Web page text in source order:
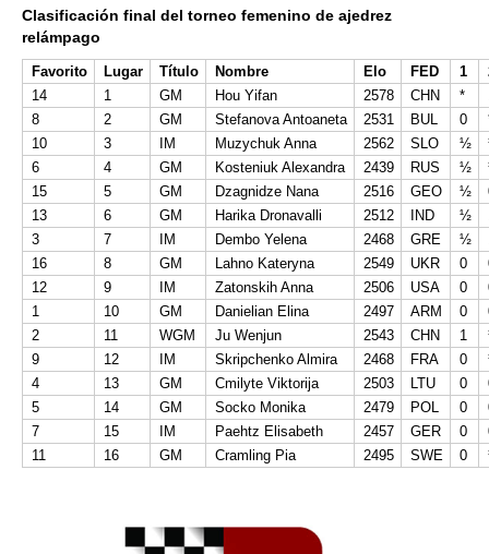
Clasificación final del torneo femenino de ajedrez
relámpago
Favorito Lugar Título Nombre Elo FED 1
14
1 GM Hou Yifan 2578 CHN *
8
2 GM Stefanova Antoaneta 2531 BUL 0
10
3 IM Muzychuk Anna 2562 SLO ½
6
4 GM Kosteniuk Alexandra 2439 RUS ½
15
5 GM Dzagnidze Nana 2516 GEO ½
13
6 GM Harika Dronavalli 2512 IND ½
3
7 IM Dembo Yelena 2468 GRE ½
16
8 GM Lahno Kateryna 2549 UKR 0
12
9 IM Zatonskih Anna 2506 USA 0
1
10 GM Danielian Elina 2497 ARM 0
2
11 WGM Ju Wenjun 2543 CHN 1
9
12 IM Skripchenko Almira 2468 FRA 0
4
13 GM Cmilyte Viktorija 2503 LTU 0
5
14 GM Socko Monika 2479 POL 0
7
15 IM Paehtz Elisabeth 2457 GER 0
11
16 GM Cramling Pia 2495 SWE 0